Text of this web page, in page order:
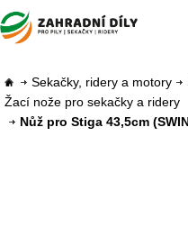
Sekačky, ridery a motory
Žací nože pro sekačky a ridery
Nůž pro Stiga 43,5cm